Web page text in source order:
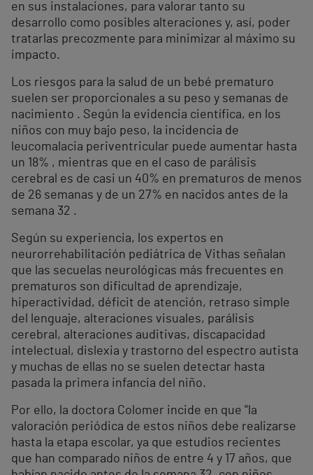
en sus instalaciones, para valorar tanto su
desarrollo como posibles alteraciones y, así, poder
tratarlas precozmente para minimizar al máximo su
impacto.
Los riesgos para la salud de un bebé prematuro
suelen ser proporcionales a su peso y semanas de
nacimiento . Según la evidencia científica, en los
niños con muy bajo peso, la incidencia de
leucomalacia periventricular puede aumentar hasta
un 18% , mientras que en el caso de parálisis
cerebral es de casi un 40% en prematuros de menos
de 26 semanas y de un 27% en nacidos antes de la
semana 32 .
Según su experiencia, los expertos en
neurorrehabilitación pediátrica de Vithas señalan
que las secuelas neurológicas más frecuentes en
prematuros son dificultad de aprendizaje,
hiperactividad, déficit de atención, retraso simple
del lenguaje, alteraciones visuales, parálisis
cerebral, alteraciones auditivas, discapacidad
intelectual, dislexia y trastorno del espectro autista
y muchas de ellas no se suelen detectar hasta
pasada la primera infancia del niño.
Por ello, la doctora Colomer incide en que "la
valoración periódica de estos niños debe realizarse
hasta la etapa escolar, ya que estudios recientes
que han comparado niños de entre 4 y 17 años, que